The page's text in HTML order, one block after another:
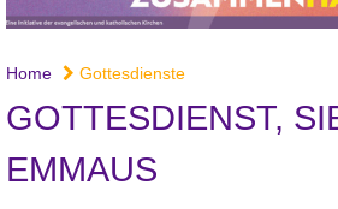
Home Gottesdienste
GOTTESDIENST,
EMMAUS